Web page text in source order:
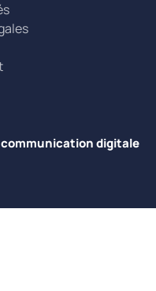
digitale